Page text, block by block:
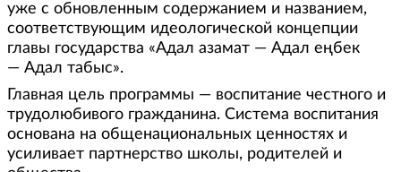
уже с обновленным содержанием и названием,
соответствующим идеологической концепции
главы государства «Адал азамат — Адал еңбек
— Адал табыс».
Главная цель программы — воспитание честного и
трудолюбивого гражданина. Система воспитания
основана на общенациональных ценностях и
усиливает партнерство школы, родителей и